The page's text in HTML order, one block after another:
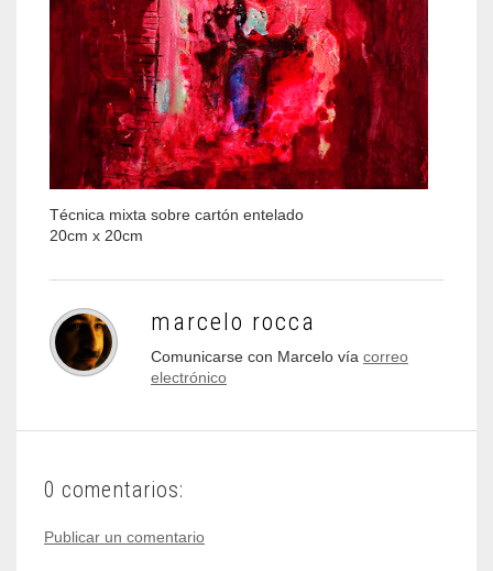
Técnica mixta sobre cartón entelado
20cm x 20cm
marcelo rocca
Comunicarse con Marcelo vía correo
electrónico
0 comentarios:
Publicar un comentario